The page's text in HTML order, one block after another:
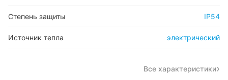
Степень защиты IP54
Источник тепла электрический
Все характеристики